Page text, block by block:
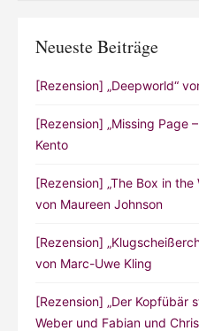
Neueste Beiträge
[Rezension] „Deepworld“
[Rezension] „Missing Page
Kento
[Rezension] „The Box in
von Maureen Johnson
[Rezension]
von Marc-Uwe Kling
[Rezension] „Der Kopfübär
Weber und Fabian und